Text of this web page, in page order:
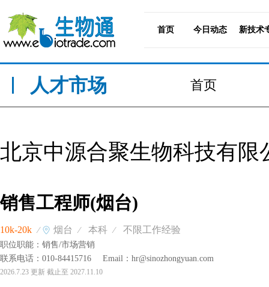
首页 今日动态 新技术
人才市场 首页
北京中源合聚生物科技有限
销售工程师(烟台)
10k-20k ⁄ 烟台 ⁄ 本科 ⁄ 不限工作经验
职位职能： 销售/市场营销
联系电话： 010-84415716 Email： hr@sinozhongyuan.com
2026.7.23 更新 截止至 2027.11.10